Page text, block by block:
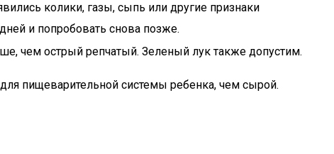
колики, газы, сыпь или другие признаки
и попробовать снова позже.
чем острый репчатый. Зеленый лук также допустим.
пищеварительной системы ребенка, чем сырой.